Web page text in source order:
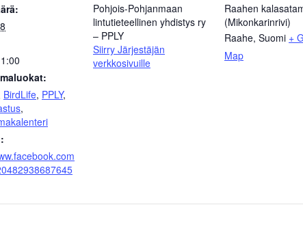
BirdLife, PPLY,
,
Pohjois-Pohjanmaan
lintutieteellinen yhdistys ry
– PPLY
Siirry Järjestäjän
verkkosivuille
Raahen
(Mikonkarinrivi)
Raahe, Suomi +
Map